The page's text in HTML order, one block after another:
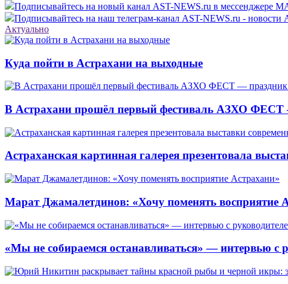
Подписывайтесь на новый канал AST-NEWS.ru в мессенджере
Подписывайтесь на наш телеграм-канал AST-NEWS.ru - новости
Актуально
Куда пойти в Астрахани на выходные
В Астрахани прошёл первый фестиваль АЗХО ФЕСТ
Астраханская картинная галерея презентовала
Марат Джамалетдинов: «Хочу поменять восприятие
«Мы не собираемся останавливаться» — интервью с